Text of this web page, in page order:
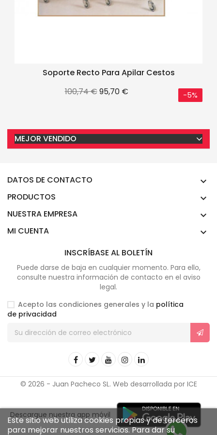
Soporte Recto Para Apilar Cestos
Precio
100,74 €Precio
95,70 € -5%
MEJOR VENDIDO
DATOS DE CONTACTO 
PRODUCTOS 
NUESTRA EMPRESA 
MI CUENTA 
Este sitio web utiliza cookies propias y de terceros
para mejorar nuestros servicios. Para dar su
INSCRÍBASE AL BOLETÍN
Puede darse de baja en cualquier momento. Para ello,
consulte nuestra información de contacto en el aviso
legal.
Acepto las condiciones generales y la política
de privacidad
© 2026 - Juan Pacheco SL. Web desarrollada por ICE
Descargue nuestra app móvil